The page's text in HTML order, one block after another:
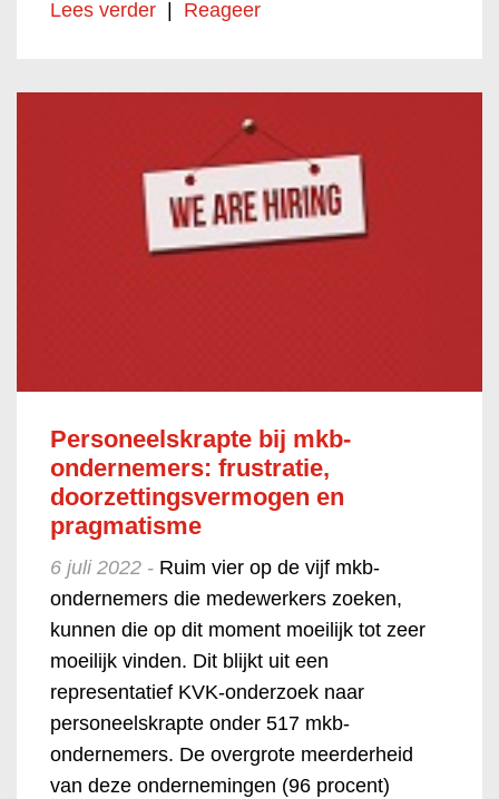
Lees verder | Reageer
Personeelskrapte bij mkb-
ondernemers: frustratie,
doorzettingsvermogen en
pragmatisme
6 juli 2022 - Ruim vier op de vijf mkb-
ondernemers die medewerkers zoeken,
kunnen die op dit moment moeilijk tot zeer
moeilijk vinden. Dit blijkt uit een
representatief KVK-onderzoek naar
personeelskrapte onder 517 mkb-
ondernemers. De overgrote meerderheid
van deze ondernemingen (96 procent)